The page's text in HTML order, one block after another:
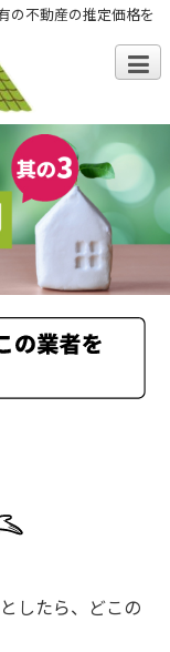
の不動産の推定価格を
したら、どこの